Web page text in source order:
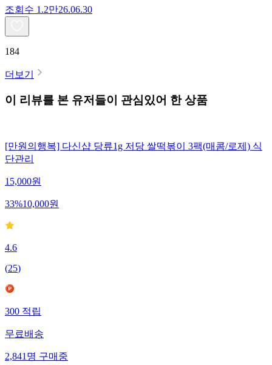
조회수 1.2만26.06.30
184
더보기
이 리뷰를 본 유저들이 관심있어 한 상품
[만원의행복] 다신샵 당류1g 저당 쌀떡볶이 3팩(매콤/로제) 식
단관리
15,000원
33%10,000원
4.6
(25)
300적립
무료배송
2,841명구매중